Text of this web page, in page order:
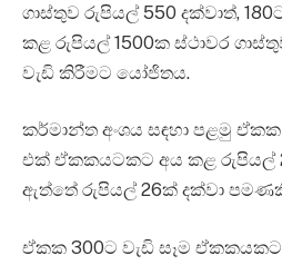
ගාස්තුව රුපියල් 550 දක්වාත්,
කළ රුපියල් 1500ක ස්ථාවර
වැඩි කිරීමට යෝජිතය.
කර්මාන්ත අංශය සඳහා පළමු
එක් ඒකකයටකට අය කළ රුපියල්
ඇත්තේ රුපියල් 26ක් දක්වා
ඒකක 300ට වැඩි සෑම